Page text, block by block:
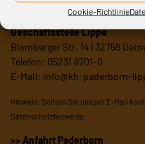
Cookie-Richtlinie
Fr: 07:45 – 13:15 Uhr
Geschäftsstelle Lippe
Blomberger Str. 14 | 32756
Telefon: 05231 9701-0
E-Mail: info@kh-paderborn-
Hinweis: Sollten Sie uns per E-Mail
Datenschutzhinweise
>> Anfahrt Paderborn